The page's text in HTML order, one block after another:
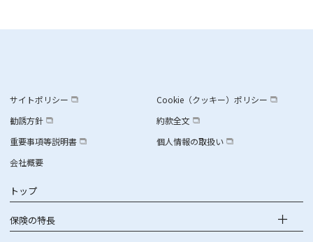
サイトポリシー
Cookie（クッキー）ポリシー
勧誘方針
約款全文
重要事項等説明書
個人情報の取扱い
会社概要
トップ
保険の特長